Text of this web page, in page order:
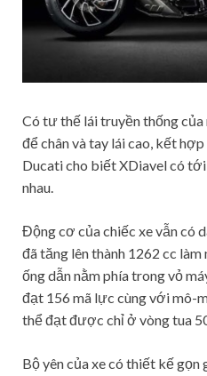
Có tư thế lái truyền thống
để chân và tay lái cao, kết
Ducati cho biết XDiavel có
nhau.
Động cơ của chiếc xe vẫn có
đã tăng lên thành 1262 cc
ống dẫn nằm phía trong vỏ
đạt 156 mã lực cùng với mô-
thể đạt được chỉ ở vòng tua
Bộ yên của xe có thiết kế gọn